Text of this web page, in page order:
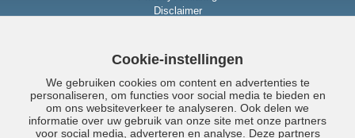
Disclaimer
Buitengevel impregneren Groningen
Cookie-instellingen
We gebruiken cookies om content en advertenties te
personaliseren, om functies voor social media te bieden en
om ons websiteverkeer te analyseren. Ook delen we
informatie over uw gebruik van onze site met onze partners
voor social media, adverteren en analyse. Deze partners